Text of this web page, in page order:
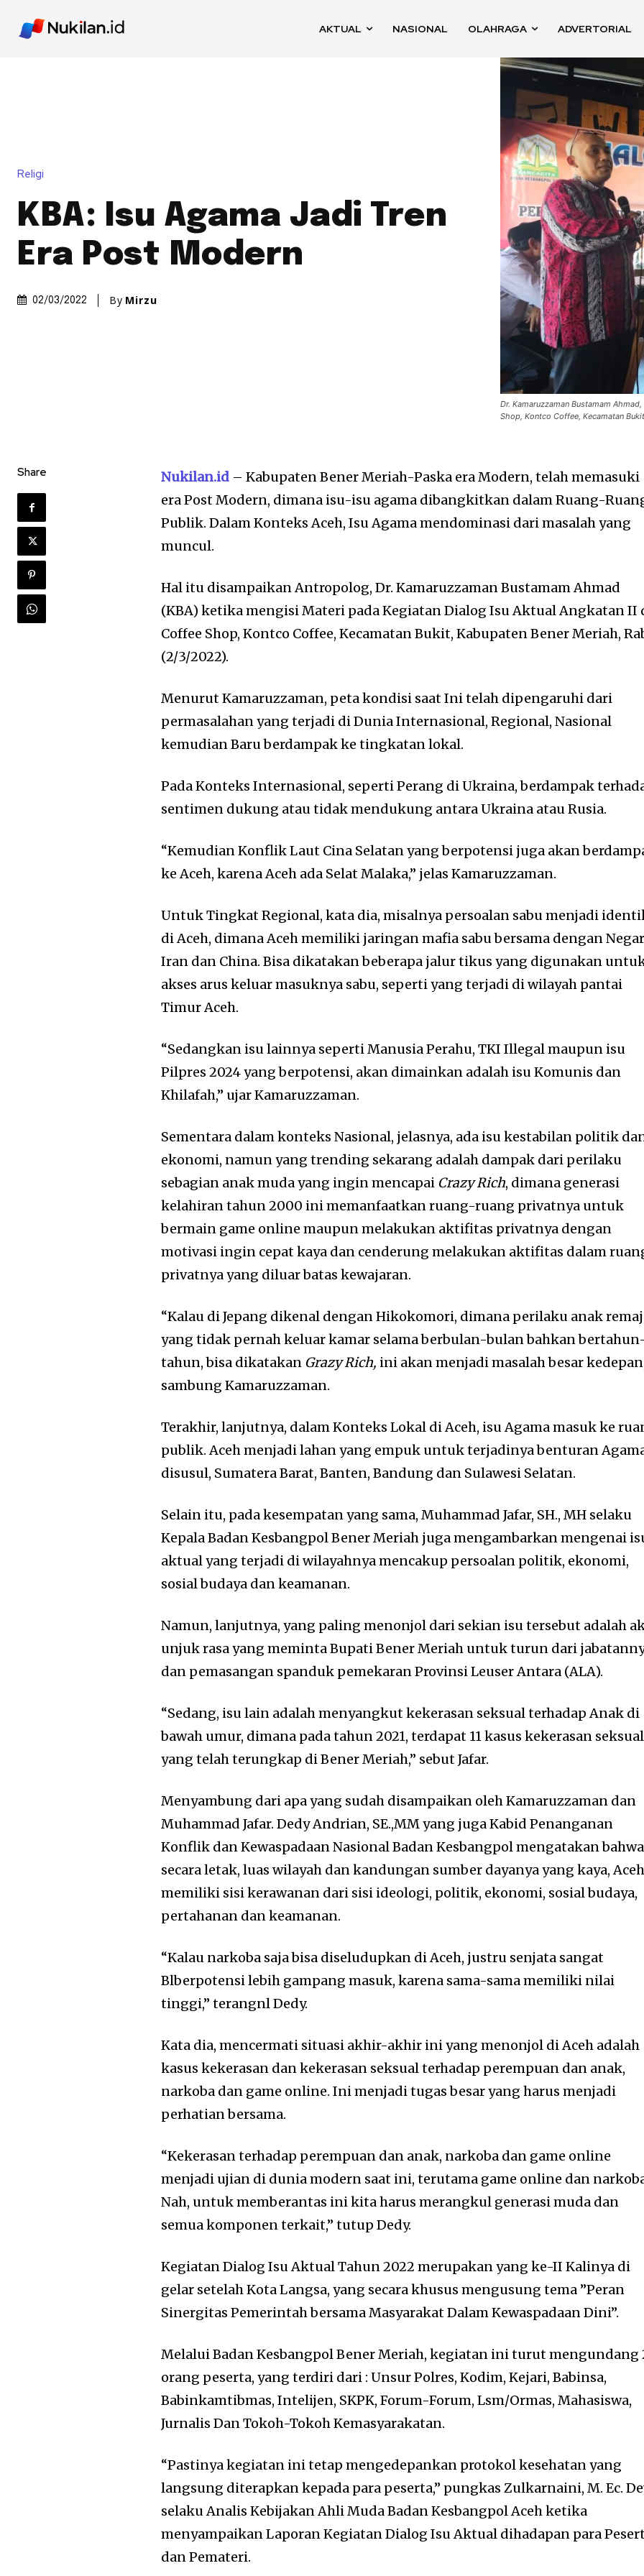
AKTUAL NASIONAL OLAHRAGA ADVERTORIAL
Religi
KBA: Isu Agama Jadi Tren
Era Post Modern
02/03/2022 By Mirzu
Dr. Kamaruzzaman Bustamam
Shop, Kontco Coffee, Kecamatan
Share Nukilan.id – Kabupaten Bener Meriah-Paska era Modern, telah memasuki
era Post Modern, dimana isu-isu agama dibangkitkan dalam Ruang-
Publik. Dalam Konteks Aceh, Isu Agama mendominasi dari masalah yang
muncul.
Hal itu disampaikan Antropolog, Dr. Kamaruzzaman Bustamam Ahmad
(KBA) ketika mengisi Materi pada Kegiatan Dialog Isu Aktual Angkatan II
Coffee Shop, Kontco Coffee, Kecamatan Bukit, Kabupaten Bener Meriah,
(2/3/2022).
Menurut Kamaruzzaman, peta kondisi saat Ini telah dipengaruhi dari
permasalahan yang terjadi di Dunia Internasional, Regional, Nasional
kemudian Baru berdampak ke tingkatan lokal.
Pada Konteks Internasional, seperti Perang di Ukraina, berdampak
sentimen dukung atau tidak mendukung antara Ukraina atau Rusia.
“Kemudian Konflik Laut Cina Selatan yang berpotensi juga akan
ke Aceh, karena Aceh ada Selat Malaka,” jelas Kamaruzzaman.
Untuk Tingkat Regional, kata dia, misalnya persoalan sabu menjadi
di Aceh, dimana Aceh memiliki jaringan mafia sabu bersama dengan
Iran dan China. Bisa dikatakan beberapa jalur tikus yang digunakan
akses arus keluar masuknya sabu, seperti yang terjadi di wilayah pantai
Timur Aceh.
“Sedangkan isu lainnya seperti Manusia Perahu, TKI Illegal maupun isu
Pilpres 2024 yang berpotensi, akan dimainkan adalah isu Komunis dan
Khilafah,” ujar Kamaruzzaman.
Sementara dalam konteks Nasional, jelasnya, ada isu kestabilan politik
ekonomi, namun yang trending sekarang adalah dampak dari perilaku
sebagian anak muda yang ingin mencapai Crazy Rich, dimana generasi
kelahiran tahun 2000 ini memanfaatkan ruang-ruang privatnya untuk
bermain game online maupun melakukan aktifitas privatnya dengan
motivasi ingin cepat kaya dan cenderung melakukan aktifitas dalam
privatnya yang diluar batas kewajaran.
“Kalau di Jepang dikenal dengan Hikokomori, dimana perilaku anak
yang tidak pernah keluar kamar selama berbulan-bulan bahkan
tahun, bisa dikatakan Grazy Rich, ini akan menjadi masalah besar
sambung Kamaruzzaman.
Terakhir, lanjutnya, dalam Konteks Lokal di Aceh, isu Agama masuk ke
publik. Aceh menjadi lahan yang empuk untuk terjadinya benturan
disusul, Sumatera Barat, Banten, Bandung dan Sulawesi Selatan.
Selain itu, pada kesempatan yang sama, Muhammad Jafar, SH., MH selaku
Kepala Badan Kesbangpol Bener Meriah juga mengambarkan mengenai
aktual yang terjadi di wilayahnya mencakup persoalan politik, ekonomi,
sosial budaya dan keamanan.
Namun, lanjutnya, yang paling menonjol dari sekian isu tersebut adalah
unjuk rasa yang meminta Bupati Bener Meriah untuk turun dari
dan pemasangan spanduk pemekaran Provinsi Leuser Antara (ALA).
“Sedang, isu lain adalah menyangkut kekerasan seksual terhadap Anak di
bawah umur, dimana pada tahun 2021, terdapat 11 kasus kekerasan seksual
yang telah terungkap di Bener Meriah,” sebut Jafar.
Menyambung dari apa yang sudah disampaikan oleh Kamaruzzaman dan
Muhammad Jafar. Dedy Andrian, SE.,MM yang juga Kabid Penanganan
Konflik dan Kewaspadaan Nasional Badan Kesbangpol mengatakan bahwa
secara letak, luas wilayah dan kandungan sumber dayanya yang kaya,
memiliki sisi kerawanan dari sisi ideologi, politik, ekonomi, sosial budaya,
pertahanan dan keamanan.
“Kalau narkoba saja bisa diseludupkan di Aceh, justru senjata sangat
Blberpotensi lebih gampang masuk, karena sama-sama memiliki nilai
tinggi,” terangnl Dedy.
Kata dia, mencermati situasi akhir-akhir ini yang menonjol di Aceh adalah
kasus kekerasan dan kekerasan seksual terhadap perempuan dan anak,
narkoba dan game online. Ini menjadi tugas besar yang harus menjadi
perhatian bersama.
“Kekerasan terhadap perempuan dan anak, narkoba dan game online
menjadi ujian di dunia modern saat ini, terutama game online dan
Nah, untuk memberantas ini kita harus merangkul generasi muda dan
semua komponen terkait,” tutup Dedy.
Kegiatan Dialog Isu Aktual Tahun 2022 merupakan yang ke-II Kalinya di
gelar setelah Kota Langsa, yang secara khusus mengusung tema ”Peran
Sinergitas Pemerintah bersama Masyarakat Dalam Kewaspadaan Dini”.
Melalui Badan Kesbangpol Bener Meriah, kegiatan ini turut mengundang
orang peserta, yang terdiri dari : Unsur Polres, Kodim, Kejari, Babinsa,
Babinkamtibmas, Intelijen, SKPK, Forum-Forum, Lsm/Ormas, Mahasiswa,
Jurnalis Dan Tokoh-Tokoh Kemasyarakatan.
“Pastinya kegiatan ini tetap mengedepankan protokol kesehatan yang
langsung diterapkan kepada para peserta,” pungkas Zulkarnaini, M. Ec.
selaku Analis Kebijakan Ahli Muda Badan Kesbangpol Aceh ketika
menyampaikan Laporan Kegiatan Dialog Isu Aktual dihadapan para
dan Pemateri.